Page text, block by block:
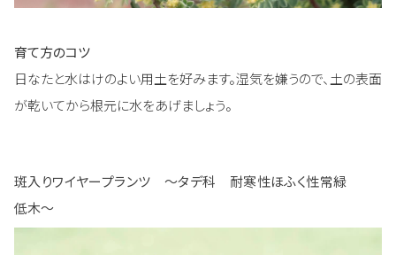
育て方のコツ
日なたと水はけのよい用土を好みます。湿気を嫌うので、土の表面
が乾いてから根元に水をあげましょう。
斑入りワイヤープランツ ～タデ科 耐寒性ほふく性常緑
低木～